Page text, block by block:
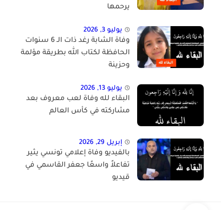
يرحمها
يوليو 3, 2026
وفاة الشابة رغد ذات الـ 6 سنوات
الحافظة لكتاب الله بطريقة مؤلمة
وحزينة
يوليو 13, 2026
البقاء لله وفاة لعب معروف بعد
مشاركته في كأس العالم
إبريل 29, 2026
بالفيديو وفاة إعلامي تونسي يثير
تفاعلاً واسعًا جعفر القاسمي في
قيديو